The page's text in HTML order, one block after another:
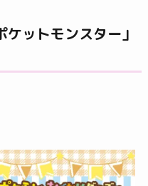
ットモンスター」